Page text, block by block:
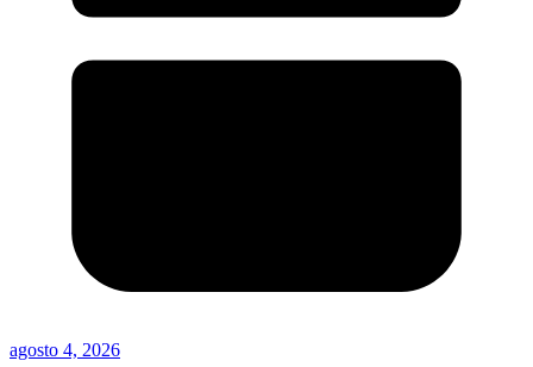
agosto 4, 2026